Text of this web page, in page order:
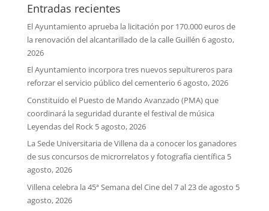
Entradas recientes
El Ayuntamiento aprueba la licitación por 170.000 euros de
la renovación del alcantarillado de la calle Guillén 6 agosto,
2026
El Ayuntamiento incorpora tres nuevos sepultureros para
reforzar el servicio público del cementerio 6 agosto, 2026
Constituido el Puesto de Mando Avanzado (PMA) que
coordinará la seguridad durante el festival de música
Leyendas del Rock 5 agosto, 2026
La Sede Universitaria de Villena da a conocer los ganadores
de sus concursos de microrrelatos y fotografía científica 5
agosto, 2026
Villena celebra la 45ª Semana del Cine del 7 al 23 de agosto 5
agosto, 2026